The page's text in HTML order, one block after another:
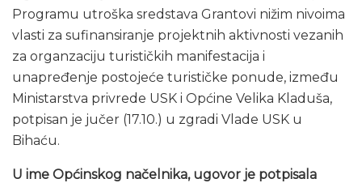
Programu utroška sredstava Grantovi nižim nivoima
vlasti za sufinansiranje projektnih aktivnosti vezanih
za organzaciju turističkih manifestacija i
unapređenje postojeće turističke ponude, između
Ministarstva privrede USK i Općine Velika Kladuša,
potpisan je jučer (17.10.) u zgradi Vlade USK u
Bihaću.
U ime Općinskog načelnika, ugovor je potpisala